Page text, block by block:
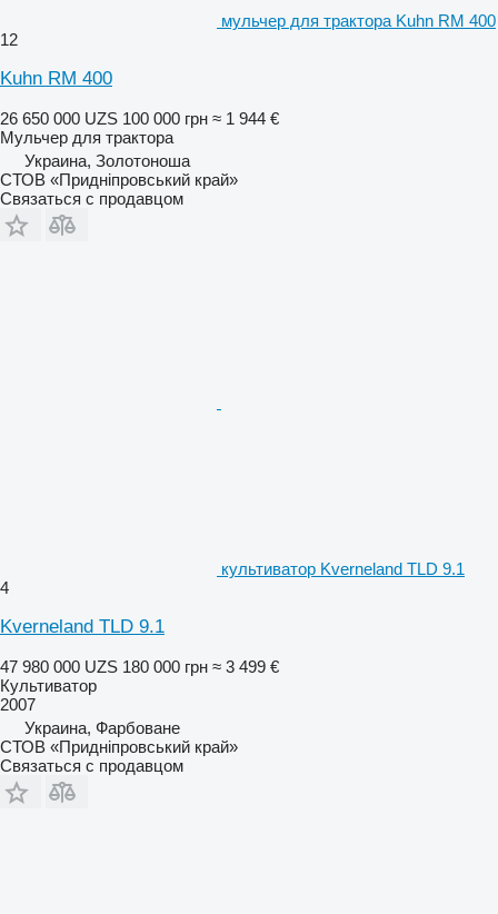
мульчер для трактора Kuhn RM 400
12
Kuhn RM 400
26 650 000 UZS 100 000 грн ≈ 1 944 €
Мульчер для трактора
Украина, Золотоноша
СТОВ «Придніпровський край»
Связаться с продавцом
культиватор Kverneland TLD 9.1
4
Kverneland TLD 9.1
47 980 000 UZS 180 000 грн ≈ 3 499 €
Культиватор
2007
Украина, Фарбоване
СТОВ «Придніпровський край»
Связаться с продавцом